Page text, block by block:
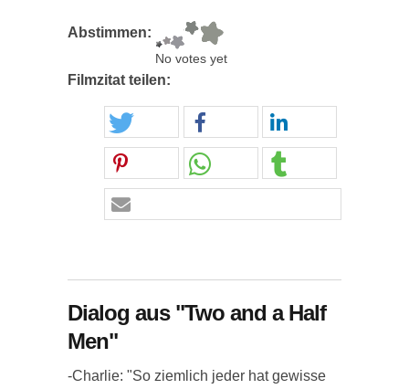
Abstimmen:
No votes yet
Filmzitat teilen:
Dialog aus "Two and a Half
Men"
-Charlie: "So ziemlich jeder hat gewisse